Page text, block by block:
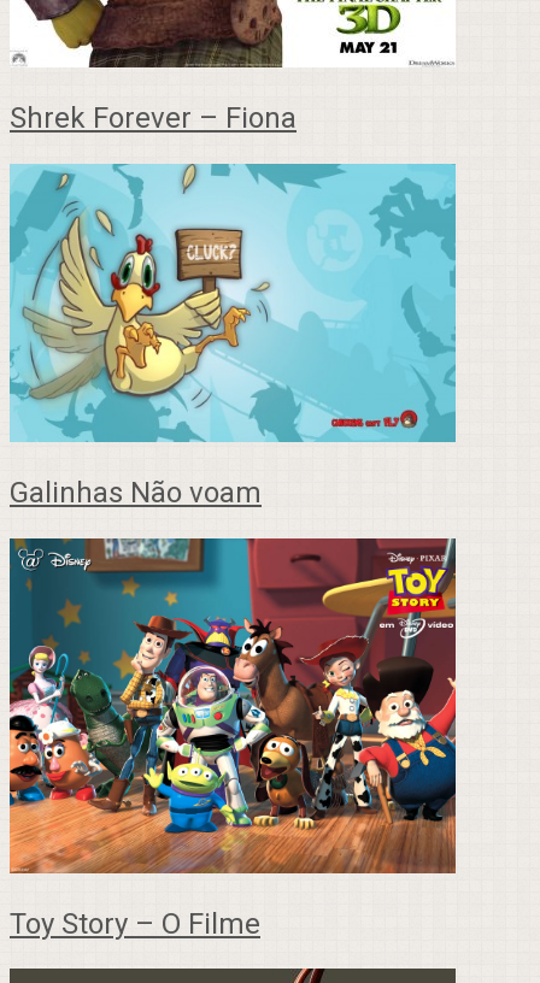
Shrek Forever – Fiona
Galinhas Não voam
Toy Story – O Filme